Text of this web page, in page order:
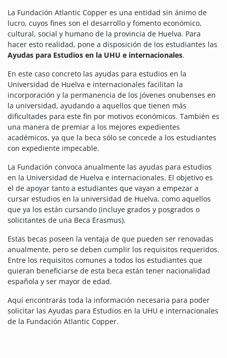
La Fundación Atlantic Copper es una entidad sin ánimo de
lucro, cuyos fines son el desarrollo y fomento económico,
cultural, social y humano de la provincia de Huelva. Para
hacer esto realidad, pone a disposición de los estudiantes las
Ayudas para Estudios en la UHU e internacionales.
En este caso concreto las ayudas para estudios en la
Universidad de Huelva e internacionales facilitan la
incorporación y la permanencia de los jóvenes onubenses en
la universidad, ayudando a aquellos que tienen más
dificultades para este fin por motivos económicos. También es
una manera de premiar a los mejores expedientes
académicos, ya que la beca sólo se concede a los estudiantes
con expediente impecable.
La Fundación convoca anualmente las ayudas para estudios
en la Universidad de Huelva e internacionales. El objetivo es
el de apoyar tanto a estudiantes que vayan a empezar a
cursar estudios en la universidad de Huelva, como aquellos
que ya los están cursando (incluye grados y posgrados o
solicitantes de una Beca Erasmus).
Estas becas poseen la ventaja de que pueden ser renovadas
anualmente, pero se deben cumplir los requisitos requeridos.
Entre los requisitos comunes a todos los estudiantes que
quieran beneficiarse de esta beca están tener nacionalidad
española y ser mayor de edad.
Aquí encontrarás toda la información necesaria para poder
solicitar las Ayudas para Estudios en la UHU e internacionales
de la Fundación Atlantic Copper.